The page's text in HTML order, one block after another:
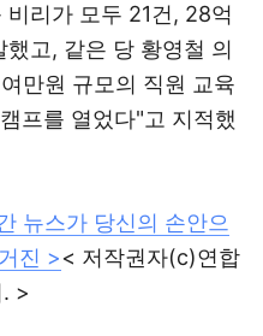
리가 모두 21건, 28억
고, 같은 당 황영철 의
만원 규모의 직원 교육
프를 열었다"고 지적했
뉴스가 당신의 손안으
진 >< 저작권자(c)연합
>